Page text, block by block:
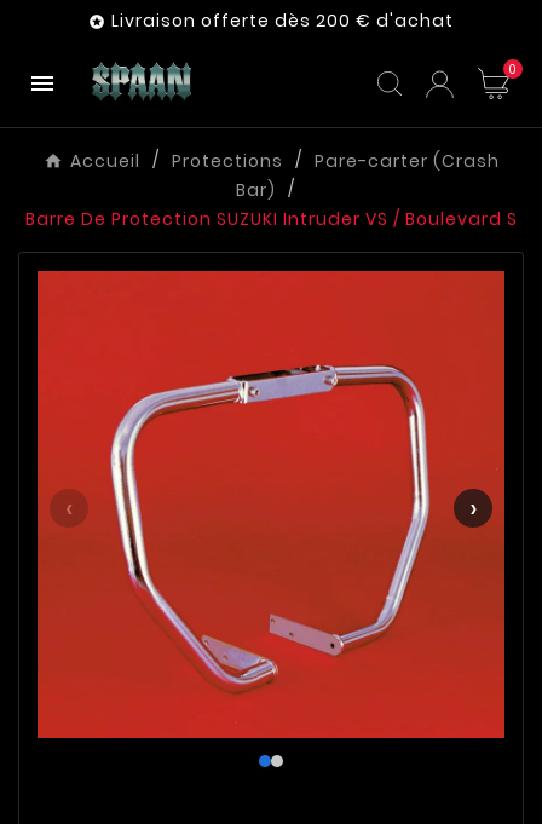
 Livraison offerte dès 200 € d'achat
 0
Accueil Protections
Pare-carter (Crash
Bar)
Barre De Protection SUZUKI Intruder VS / Boulevard S
‹ ›